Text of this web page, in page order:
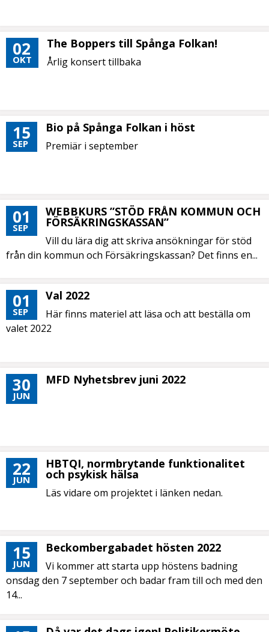
02
OKT
The Boppers till Spånga Folkan!
Årlig konsert tillbaka
15
SEP
Bio på Spånga Folkan i höst
Premiär i september
01
SEP
WEBBKURS ”STÖD FRÅN KOMMUN OCH
FÖRSÄKRINGSKASSAN”
Vill du lära dig att skriva ansökningar för stöd
från din kommun och Försäkringskassan? Det finns en...
01
SEP
Val 2022
Här finns materiel att läsa och att beställa om
valet 2022
30
JUN
MFD Nyhetsbrev juni 2022
22
JUN
HBTQI, normbrytande funktionalitet
och psykisk hälsa
Läs vidare om projektet i länken nedan.
15
JUN
Beckombergabadet hösten 2022
Vi kommer att starta upp höstens badning
onsdag den 7 september och badar fram till och med den
14...